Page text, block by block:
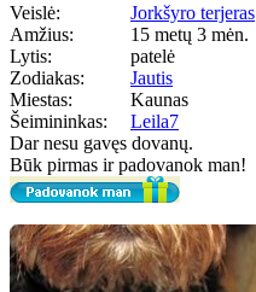
Veislė:
Jorkšyro terjeras
Amžius:
15 metų 3 mėn.
Lytis:
patelė
Zodiakas:
Jautis
Miestas:
Kaunas
Šeimininkas:
Leila7
Dar nesu gavęs dovanų.
Būk pirmas ir padovanok man!